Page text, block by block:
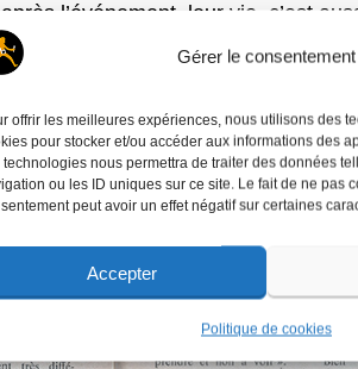
Gérer le consentement
offrir les meilleures expériences, nous utilisons des
pour stocker et/ou accéder aux informations des
technologies nous permettra de traiter des données
ou les ID uniques sur ce site. Le fait de ne pas
peut avoir un effet négatif sur certaines
Accepter
Politique de cookies
l’événement, leur vie, c’est
» pour le fait divers et la
ses débouchés, l’argent des